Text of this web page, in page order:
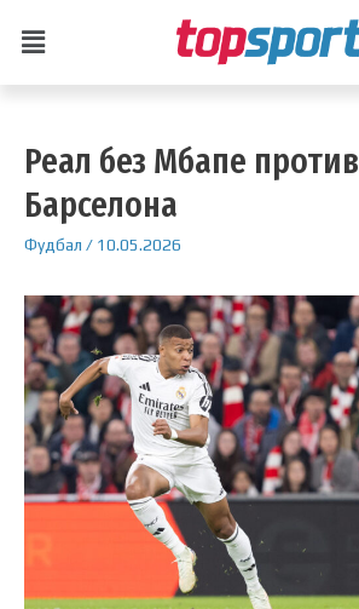
Реал без Мбапе против
Барселона
Фудбал / 10.05.2026